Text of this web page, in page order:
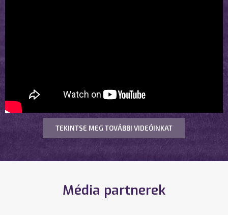
TEKINTSE MEG TOVÁBBI VIDEÓINKAT
Média partnerek